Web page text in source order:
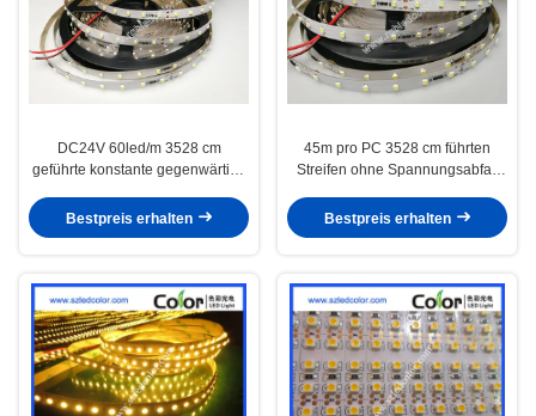
DC24V 60led/m 3528 cm
geführte konstante gegenwärtige
führte Streifenlicht
Bestpreis erhalten
45m pro PC 3528 cm führten
Streifen ohne Spannungsabfall
mit weniger Drähten
Bestpreis erhalten